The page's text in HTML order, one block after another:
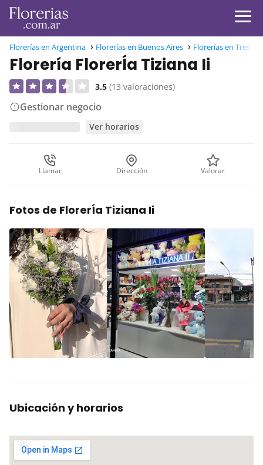
Florerías en Argentina Florerías en Buenos Aires Florerías en Tres
Florería FlorerÍa Tiziana Ii
3.5 (13 valoraciones)
Gestionar negocio
Ver horarios
Llamar Dirección Valorar
Fotos de FlorerÍa Tiziana Ii
Ubicación y horarios